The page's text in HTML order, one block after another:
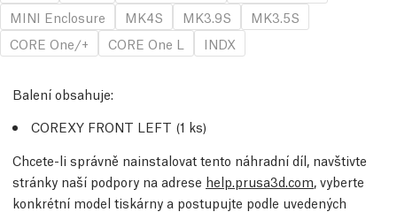
MINI Enclosure
MK4S MK3.9S
MK3.5S
CORE One/+
CORE One L INDX
Balení obsahuje:
COREXY FRONT LEFT (1 ks)
Chcete-li správně nainstalovat tento náhradní díl, navštivte
stránky naší podpory na adrese help.prusa3d.com, vyberte
konkrétní model tiskárny a postupujte podle uvedených